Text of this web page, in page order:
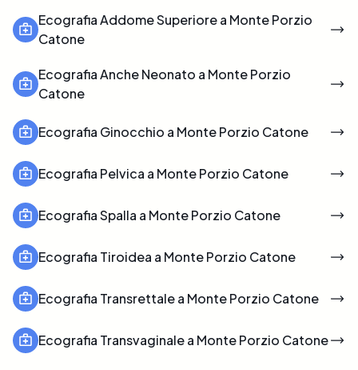
Ecografia Addome Superiore a Monte Porzio
Catone
Ecografia Anche Neonato a Monte Porzio
Catone
Ecografia Ginocchio a Monte Porzio Catone
Ecografia Pelvica a Monte Porzio Catone
Ecografia Spalla a Monte Porzio Catone
Ecografia Tiroidea a Monte Porzio Catone
Ecografia Transrettale a Monte Porzio Catone
Ecografia Transvaginale a Monte Porzio Catone